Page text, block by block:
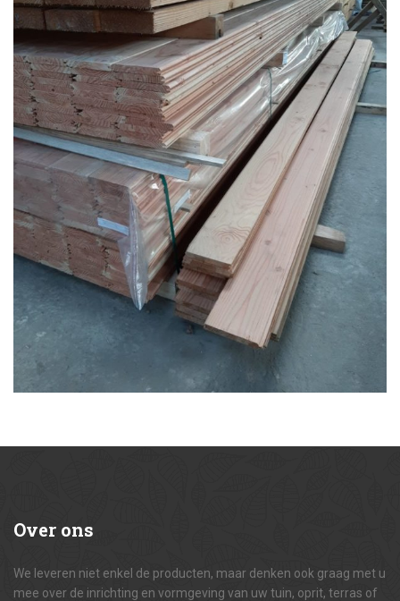
Over ons
We leveren niet enkel de producten, maar denken ook graag met u
mee over de inrichting en vormgeving van uw tuin, oprit, terras of